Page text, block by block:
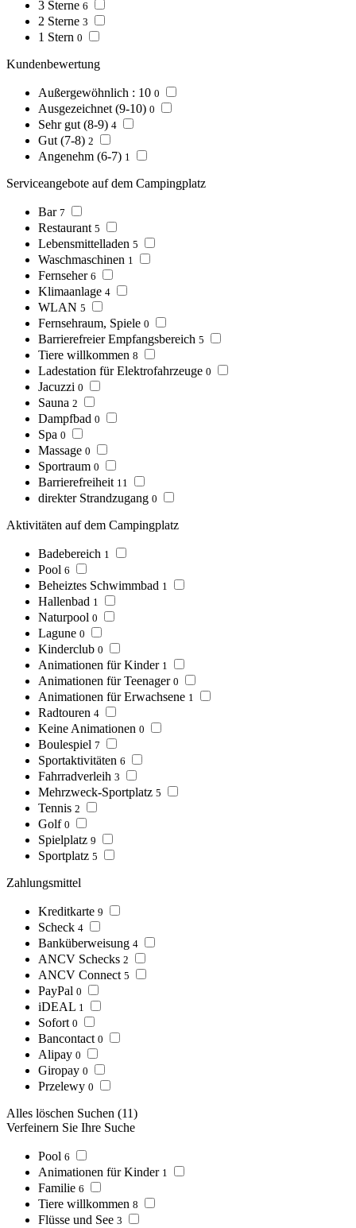
3 Sterne 6
2 Sterne 3
1 Stern 0
Kundenbewertung
Außergewöhnlich : 10 0
Ausgezeichnet (9-10) 0
Sehr gut (8-9) 4
Gut (7-8) 2
Angenehm (6-7) 1
Serviceangebote auf dem Campingplatz
Bar 7
Restaurant 5
Lebensmittelladen 5
Waschmaschinen 1
Fernseher 6
Klimaanlage 4
WLAN 5
Fernsehraum, Spiele 0
Barrierefreier Empfangsbereich 5
Tiere willkommen 8
Ladestation für Elektrofahrzeuge 0
Jacuzzi 0
Sauna 2
Dampfbad 0
Spa 0
Massage 0
Sportraum 0
Barrierefreiheit 11
direkter Strandzugang 0
Aktivitäten auf dem Campingplatz
Badebereich 1
Pool 6
Beheiztes Schwimmbad 1
Hallenbad 1
Naturpool 0
Lagune 0
Kinderclub 0
Animationen für Kinder 1
Animationen für Teenager 0
Animationen für Erwachsene 1
Radtouren 4
Keine Animationen 0
Boulespiel 7
Sportaktivitäten 6
Fahrradverleih 3
Mehrzweck-Sportplatz 5
Tennis 2
Golf 0
Spielplatz 9
Sportplatz 5
Zahlungsmittel
Kreditkarte 9
Scheck 4
Banküberweisung 4
ANCV Schecks 2
ANCV Connect 5
PayPal 0
iDEAL 1
Sofort 0
Bancontact 0
Alipay 0
Giropay 0
Przelewy 0
Alles löschen Suchen (11)
Verfeinern Sie Ihre Suche
Pool 6
Animationen für Kinder 1
Familie 6
Tiere willkommen 8
Flüsse und See 3